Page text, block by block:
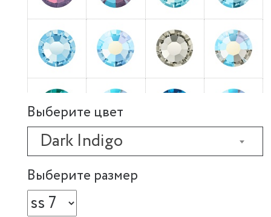
Выберите цвет
Dark Indigo
Выберите размер